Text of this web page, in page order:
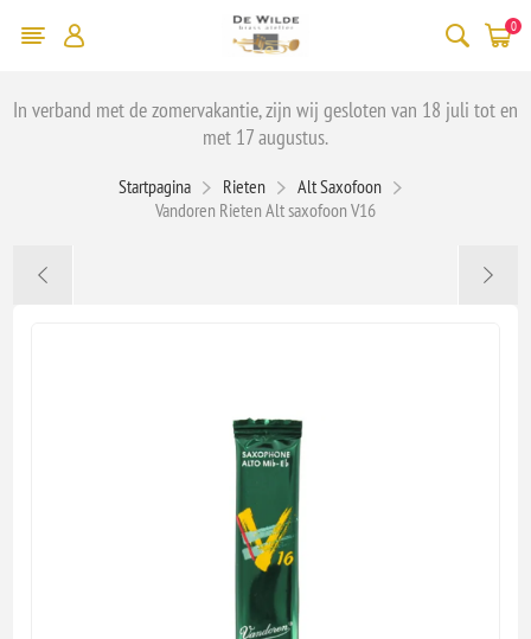
0
In verband met de zomervakantie, zijn wij gesloten van 18 juli tot en
met 17 augustus.
Startpagina Rieten
Alt Saxofoon
Vandoren Rieten Alt saxofoon V16